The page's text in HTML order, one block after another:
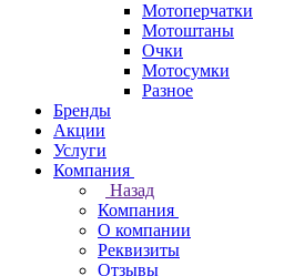
Мотоперчатки
Мотоштаны
Очки
Мотосумки
Разное
Бренды
Акции
Услуги
Компания
Назад
Компания
О компании
Реквизиты
Отзывы